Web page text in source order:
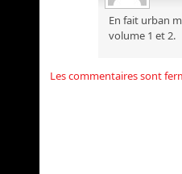
En fait urban
volume 1 et 2.
Les commentaires sont